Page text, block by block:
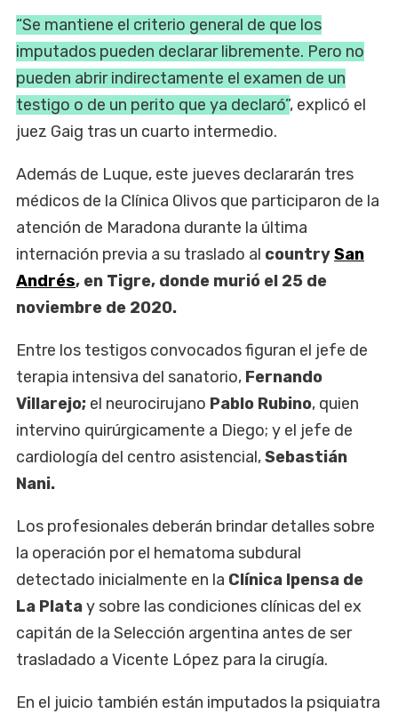
“Se mantiene el criterio general de que los
imputados pueden declarar libremente. Pero no
pueden abrir indirectamente el examen de un
testigo o de un perito que ya declaró”, explicó el
juez Gaig tras un cuarto intermedio.
Además de Luque, este jueves declararán tres
médicos de la Clínica Olivos que participaron de la
atención de Maradona durante la última
internación previa a su traslado al countrySan
Andrés, en Tigre, donde murió el 25 de
noviembre de 2020.
Entre los testigos convocados figuran el jefe de
terapia intensiva del sanatorio, Fernando
Villarejo; el neurocirujano Pablo Rubino, quien
intervino quirúrgicamente a Diego; y el jefe de
cardiología del centro asistencial,Sebastián
Nani.
Los profesionales deberán brindar detalles sobre
la operación por el hematoma subdural
detectado inicialmente en la Clínica Ipensa de
La Platay sobre las condiciones clínicas del ex
capitán de la Selección argentina antes de ser
trasladado a Vicente López para la cirugía.
En el juicio también están imputados la psiquiatra